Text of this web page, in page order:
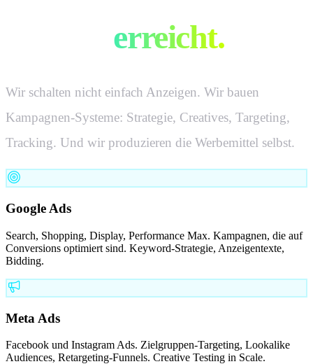
erreicht.
Wir schalten nicht einfach Anzeigen. Wir bauen
Kampagnen-Systeme: Strategie, Creatives, Targeting,
Tracking. Und wir produzieren die Werbemittel selbst.
Google Ads
Search, Shopping, Display, Performance Max. Kampagnen, die auf
Conversions optimiert sind. Keyword-Strategie, Anzeigentexte,
Bidding.
Meta Ads
Facebook und Instagram Ads. Zielgruppen-Targeting, Lookalike
Audiences, Retargeting-Funnels. Creative Testing in Scale.